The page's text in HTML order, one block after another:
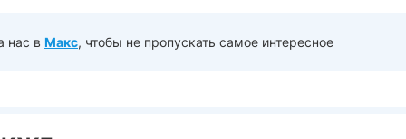
нас в Макс, чтобы не пропускать самое интересное